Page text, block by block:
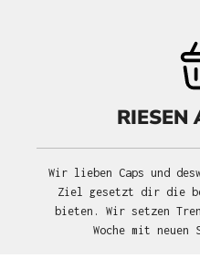
RIESEN
Wir lieben Caps und
Ziel gesetzt dir die
bieten. Wir setzen
Woche mit neuen